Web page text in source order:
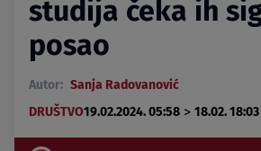
studija čeka ih
posao
Autor: Sanja Radovanović
DRUŠTVO19.02.2024. 05:58 > 18.02. 18:03